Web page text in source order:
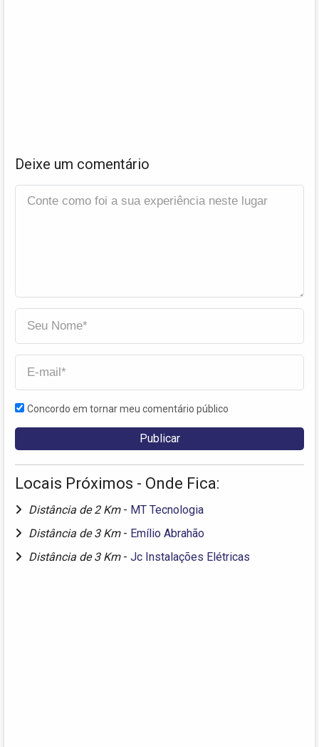
Deixe um comentário
Concordo em tornar meu comentário público
Locais Próximos - Onde Fica:
Distância de 2 Km - MT Tecnologia
Distância de 3 Km - Emílio Abrahão
Distância de 3 Km - Jc Instalações Elétricas